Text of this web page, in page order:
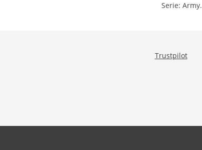
Serie: Army.
Trustpilot